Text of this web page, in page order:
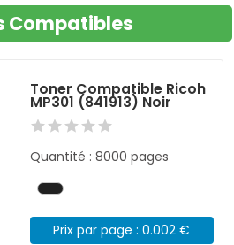
Compatibles
Toner Compatible Ricoh
MP301 (841913) Noir
Quantité : 8000 pages
Prix par page : 0.002 €